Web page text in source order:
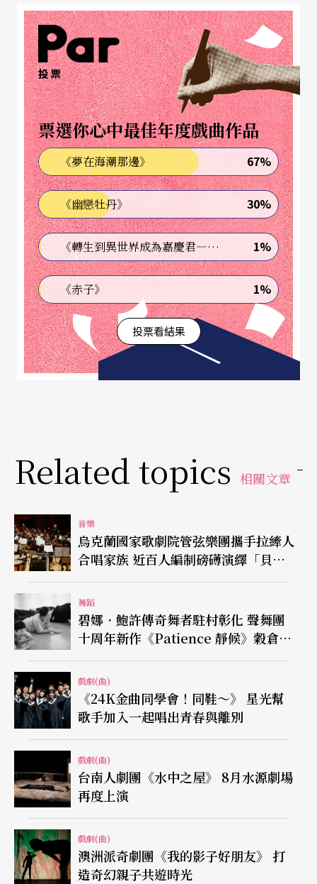
投票
票選你心中最佳年度戲曲作品
《夢在海潮那邊》 67%
《幽戀牡丹》 30%
《轉生到異世界成為嘉慶君—發現我的祖先是詐騙集團!?》 1%
《赤子》 1%
投票看結果
Related topics 相關文章
音樂
烏克蘭國家歌劇院管弦樂團攜手拉縴人
合唱家族 近百人編制磅礡演繹「貝
九」
舞蹈
碧娜．鮑許傳奇舞者駐村彰化 聲舞團
十周年新作《Patience 靜候》穀倉登
場
戲劇(曲)
《24K金曲同學會！同鞋～》 星光幫
歌手加入一起唱出青春與離別
戲劇(曲)
台南人劇團《水中之屋》 8月水源劇場
再度上演
戲劇(曲)
澳洲派奇劇團《我的影子好朋友》 打
造奇幻親子共遊時光